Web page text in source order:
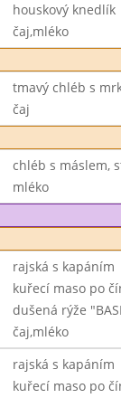
houskový knedlík
čaj,mléko
tmavý chléb s
čaj
chléb s máslem,
mléko
rajská s kapáním
kuřecí maso po
dušená rýže
čaj,mléko
rajská s kapáním
kuřecí maso po